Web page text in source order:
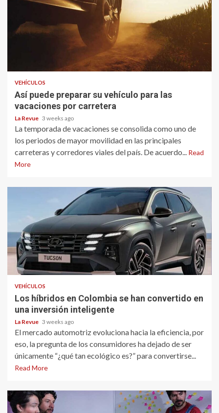
VEHÍCULOS
Así puede preparar su vehículo para las
vacaciones por carretera
La Revue 3 weeks ago
La temporada de vacaciones se consolida como uno de
los periodos de mayor movilidad en las principales
carreteras y corredores viales del país. De acuerdo... Read
More
VEHÍCULOS
Los híbridos en Colombia se han convertido en
una inversión inteligente
La Revue 3 weeks ago
El mercado automotriz evoluciona hacia la eficiencia, por
eso, la pregunta de los consumidores ha dejado de ser
únicamente “¿qué tan ecológico es?” para convertirse...
Read More